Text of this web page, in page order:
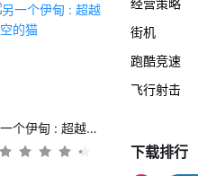
另一个伊甸 : 超越时空的猫
经营策略
街机
跑酷竞速
飞行射击
下载排行